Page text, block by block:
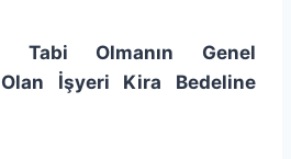
Tabi Olmanın Genel
Olan İşyeri Kira Bedeline